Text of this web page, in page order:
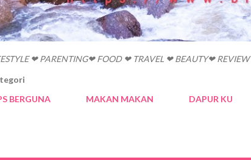
❤ PARENTING❤ FOOD ❤ TRAVEL ❤ BEAUTY❤
BERGUNA
MAKAN MAKAN DAPUR KU